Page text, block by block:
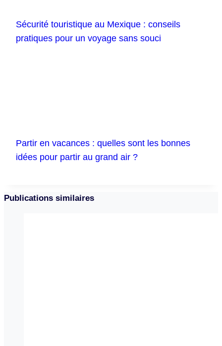
Sécurité touristique au Mexique : conseils
pratiques pour un voyage sans souci
Partir en vacances : quelles sont les bonnes
idées pour partir au grand air ?
Publications similaires